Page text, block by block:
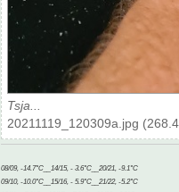
Tsja...
20211119_120309a.jpg
08/09, -14.7°C__14/15, - 3.6°C__20/21, -9.1°C
09/10, -10.0°C__15/16, - 5.9°C__21/22, -5.2°C